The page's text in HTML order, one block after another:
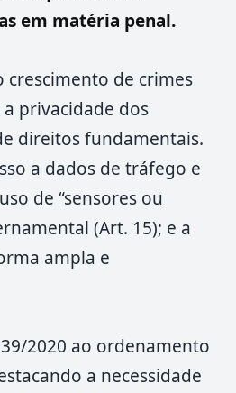
em matéria penal.
de crimes
privacidade dos
direitos fundamentais.
a dados de tráfego e
de “sensores ou
(Art. 15); e a
ampla e
2020 ao ordenamento
a necessidade